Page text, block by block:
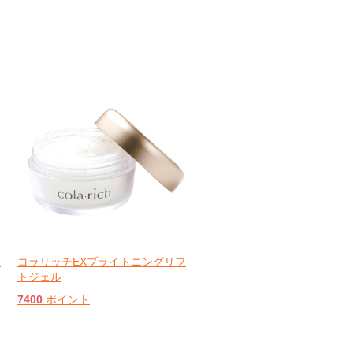
コラリッチEXブライトニングリフ
トジェル
7400 ポイント